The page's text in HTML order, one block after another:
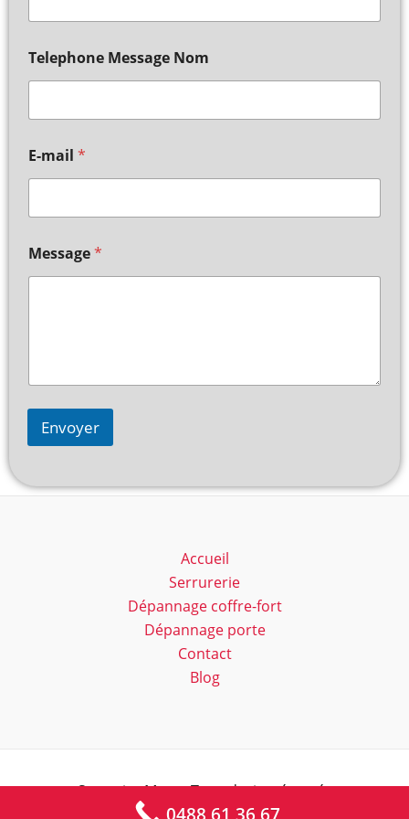
Telephone Message Nom
E-mail *
Message*
Envoyer
Accueil
Serrurerie
Dépannage coffre-fort
Dépannage porte
Contact
Blog
Serrurier Marc - Tous droits réservés
0488 61 36 67